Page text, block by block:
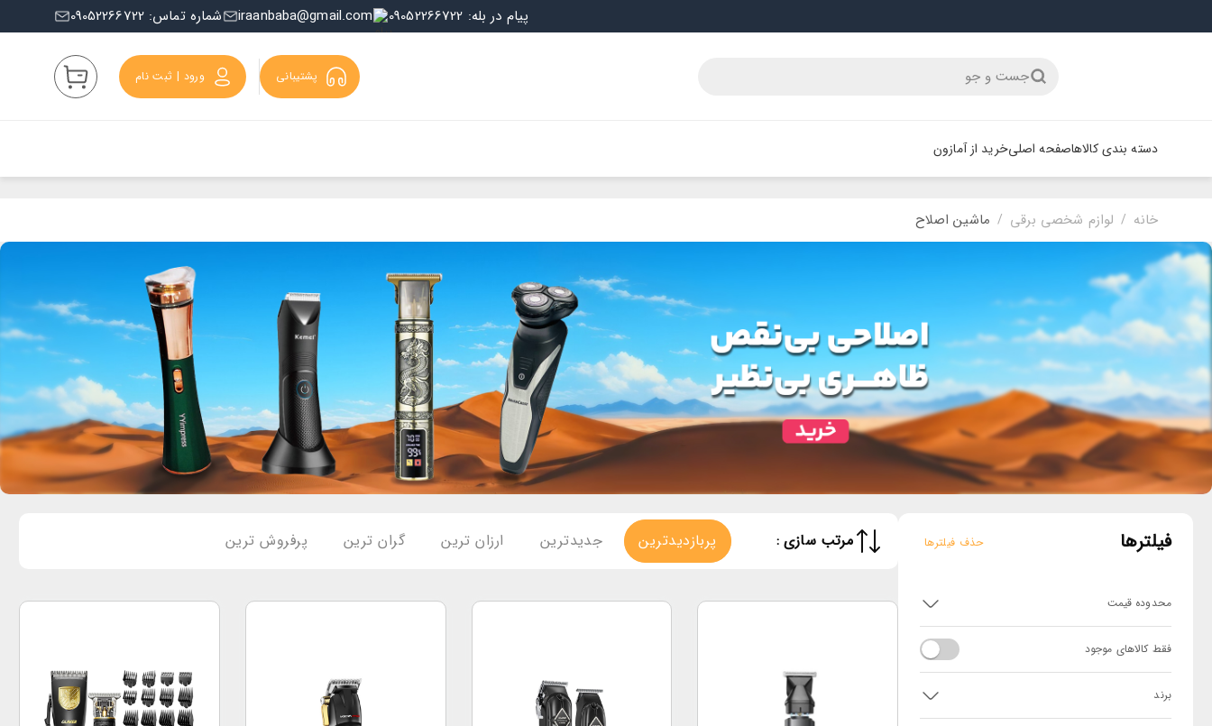
شماره تماس: 09052266722 iraanbaba@gmail.com پیام در بله: 09052266722
جست و جو پشتیبانی ورود | ثبت نام
دسته بندی کالاهاصفحه اصلیخرید از آمازون
خانه / لوازم شخصی برقی / ماشین اصلاح
فیلترها حذف فیلترها
محدوده قیمت
فقط کالاهای موجود
برند
مرتب سازی : پربازدیدترین جدیدترین ارزان ترین گران ترین پرفروش ترین